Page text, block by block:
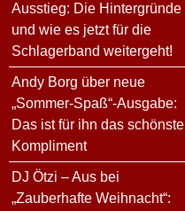
Ausstieg: Die Hintergründe
und wie es jetzt für die
Schlagerband weitergeht!
Andy Borg über neue
„Sommer-Spaß“-Ausgabe:
Das ist für ihn das schönste
Kompliment
DJ Ötzi – Aus bei
„Zauberhafte Weihnacht“: